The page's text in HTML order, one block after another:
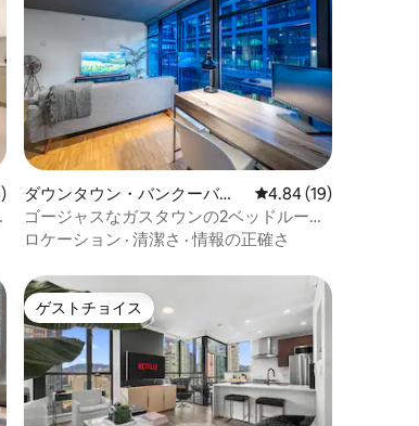
24件、5つ星中5つ星の平均評価
ダウンタウン・バンクーバー
のマンション・アパート
レビュー19件、5つ
4.84 (19)
ゴージャスなガスタウンの2ベッドルー
ム、エアコン完備、ペットOK
ロケーション · 清潔さ ·情報の正確さ
ゲストチョイス
ゲストチョイス